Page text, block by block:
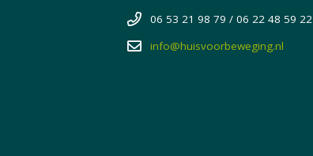
06 53 21 98 79 / 06 22 48 59 22
info@huisvoorbeweging.nl